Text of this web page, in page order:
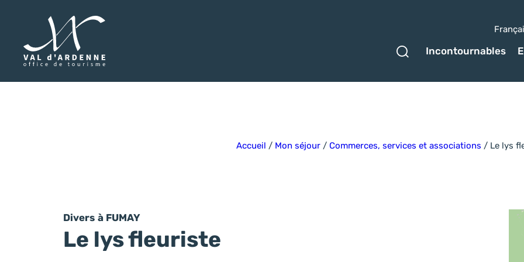
Ouvrir le formulaire
Incontournables
Accueil / Mon séjour/ Commerces, services et associations / Le lys
Divers à FUMAY
Le lys fleuriste